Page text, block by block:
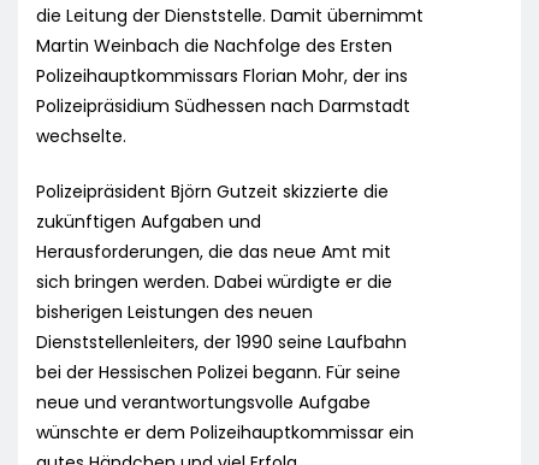
die Leitung der Dienststelle. Damit übernimmt
Martin Weinbach die Nachfolge des Ersten
Polizeihauptkommissars Florian Mohr, der ins
Polizeipräsidium Südhessen nach Darmstadt
wechselte.
Polizeipräsident Björn Gutzeit skizzierte die
zukünftigen Aufgaben und
Herausforderungen, die das neue Amt mit
sich bringen werden. Dabei würdigte er die
bisherigen Leistungen des neuen
Dienststellenleiters, der 1990 seine Laufbahn
bei der Hessischen Polizei begann. Für seine
neue und verantwortungsvolle Aufgabe
wünschte er dem Polizeihauptkommissar ein